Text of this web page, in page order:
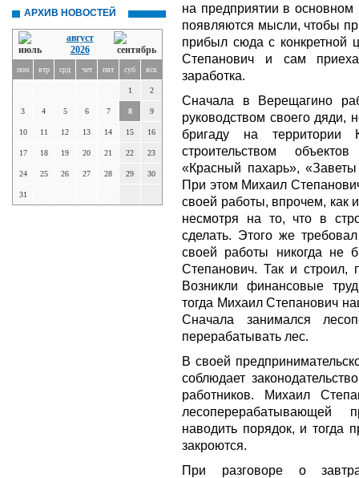
АРХИВ НОВОСТЕЙ
август
2026
пон втр срд чет пят суб вск
1 2
3 4 5 6 7 8 9
10 11 12 13 14 15 16
17 18 19 20 21 22 23
24 25 26 27 28 29 30
31
на предприятии в основном
появляются мысли, чтобы
прибыл сюда с конкретной
Степанович и сам
заработка.
Сначала в Верещагино
руководством своего дяди,
бригаду на территории
строительством
«Красный пахарь»,
При этом Михаил
своей работы, впрочем, как
несмотря на то, что в
сделать. Этого же
своей работы никогда не
Степанович. Так и строил,
Возникли финансовые
тогда Михаил Степанович
Сначала занимался
перерабатывать лес.
В своей
соблюдает
работников. Михаил
лесоперерабатывающей
наводить порядок, и тогда
закроются.
При разговоре о